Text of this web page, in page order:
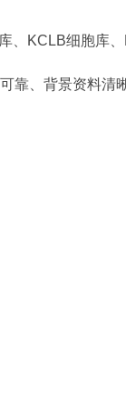
、KCLB细胞库
靠、背景资料清